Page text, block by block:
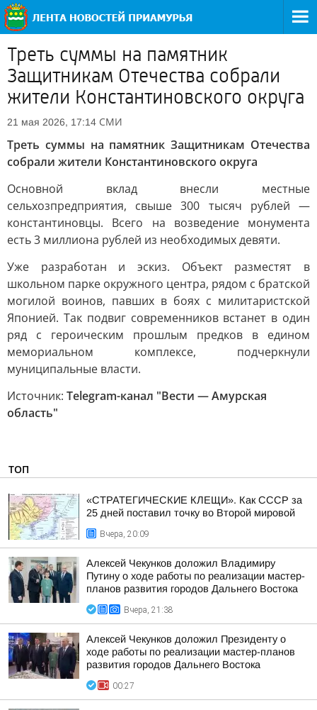
Треть суммы на памятник
Защитникам Отечества собрали
жители Константиновского округа
21 мая 2026, 17:14 СМИ
Треть суммы на памятник Защитникам Отечества
собрали жители Константиновского округа
Основной вклад внесли местные
сельхозпредприятия, свыше 300 тысяч рублей —
константиновцы. Всего на возведение монумента
есть 3 миллиона рублей из необходимых девяти.
Уже разработан и эскиз. Объект разместят в
школьном парке окружного центра, рядом с братской
могилой воинов, павших в боях с милитаристской
Японией. Так подвиг современников встанет в один
ряд с героическим прошлым предков в едином
мемориальном комплексе, подчеркнули
муниципальные власти.
Источник: Telegram-канал "Вести — Амурская
область"
ТОП
«СТРАТЕГИЧЕСКИЕ КЛЕЩИ». Как СССР за
25 дней поставил точку во Второй мировой
Вчера, 20:09
Алексей Чекунков доложил Владимиру
Путину о ходе работы по реализации мастер-
планов развития городов Дальнего Востока
Вчера, 21:38
Алексей Чекунков доложил Президенту о
ходе работы по реализации мастер-планов
развития городов Дальнего Востока
00:27